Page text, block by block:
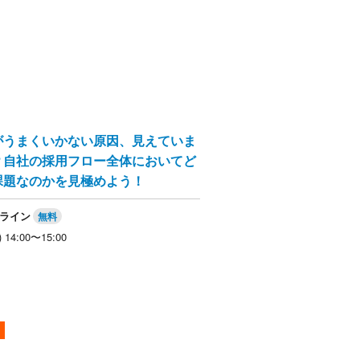
まくいかない原因、見えていま
社の採用フロー全体においてど
なのかを見極めよう！
イン
14:00〜15:00